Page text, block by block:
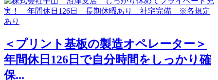
＜プリント基板の製造オペレーター＞
年間休日126日で自分時間をしっかり確
保...